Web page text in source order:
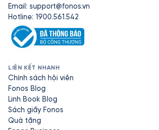
Email: support@fonos.vn
Hotline: 1900.561.542
LIÊN KẾT NHANH
Chính sách hội viên
Fonos Blog
Linh Book Blog
Sách giấy Fonos
Quà tặng